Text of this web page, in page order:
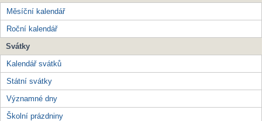
Měsíční kalendář
Roční kalendář
Svátky
Kalendář svátků
Státní svátky
Významné dny
Školní prázdniny